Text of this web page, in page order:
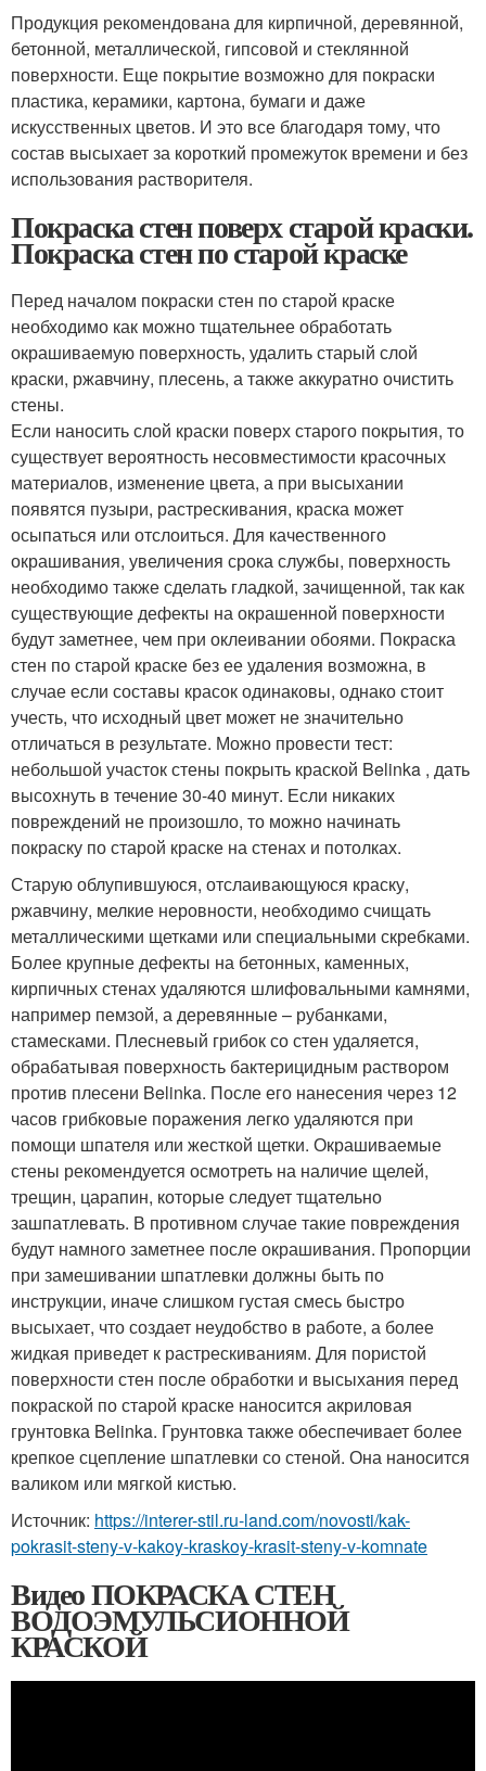
Продукция рекомендована для кирпичной, деревянной,
бетонной, металлической, гипсовой и стеклянной
поверхности. Еще покрытие возможно для покраски
пластика, керамики, картона, бумаги и даже
искусственных цветов. И это все благодаря тому, что
состав высыхает за короткий промежуток времени и без
использования растворителя.
Покраска стен поверх старой краски.
Покраска стен по старой краске
Перед началом покраски стен по старой краске
необходимо как можно тщательнее обработать
окрашиваемую поверхность, удалить старый слой
краски, ржавчину, плесень, а также аккуратно очистить
стены.
Если наносить слой краски поверх старого покрытия, то
существует вероятность несовместимости красочных
материалов, изменение цвета, а при высыхании
появятся пузыри, растрескивания, краска может
осыпаться или отслоиться. Для качественного
окрашивания, увеличения срока службы, поверхность
необходимо также сделать гладкой, зачищенной, так как
существующие дефекты на окрашенной поверхности
будут заметнее, чем при оклеивании обоями. Покраска
стен по старой краске без ее удаления возможна, в
случае если составы красок одинаковы, однако стоит
учесть, что исходный цвет может не значительно
отличаться в результате. Можно провести тест:
небольшой участок стены покрыть краской Belinka , дать
высохнуть в течение 30-40 минут. Если никаких
повреждений не произошло, то можно начинать
покраску по старой краске на стенах и потолках.
Старую облупившуюся, отслаивающуюся краску,
ржавчину, мелкие неровности, необходимо счищать
металлическими щетками или специальными скребками.
Более крупные дефекты на бетонных, каменных,
кирпичных стенах удаляются шлифовальными камнями,
например пемзой, а деревянные – рубанками,
стамесками. Плесневый грибок со стен удаляется,
обрабатывая поверхность бактерицидным раствором
против плесени Belinka. После его нанесения через 12
часов грибковые поражения легко удаляются при
помощи шпателя или жесткой щетки. Окрашиваемые
стены рекомендуется осмотреть на наличие щелей,
трещин, царапин, которые следует тщательно
зашпатлевать. В противном случае такие повреждения
будут намного заметнее после окрашивания. Пропорции
при замешивании шпатлевки должны быть по
инструкции, иначе слишком густая смесь быстро
высыхает, что создает неудобство в работе, а более
жидкая приведет к растрескиваниям. Для пористой
поверхности стен после обработки и высыхания перед
покраской по старой краске наносится акриловая
грунтовка Belinka. Грунтовка также обеспечивает более
крепкое сцепление шпатлевки со стеной. Она наносится
валиком или мягкой кистью.
Источник: https://interer-stil.ru-land.com/novosti/kak-
pokrasit-steny-v-kakoy-kraskoy-krasit-steny-v-komnate
Видео ПОКРАСКА СТЕН
ВОДОЭМУЛЬСИОННОЙ
КРАСКОЙ